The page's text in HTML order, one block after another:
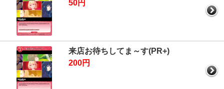
50円
来店お待ちしてま～す(PR+)
200円